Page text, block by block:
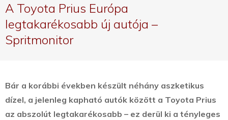
A Toyota Prius Európa
legtakarékosabb új autója –
Spritmonitor
Bár a korábbi években készült néhány aszketikus
dízel, a jelenleg kapható autók között a Toyota Prius
az abszolút legtakarékosabb – ez derül ki a tényleges